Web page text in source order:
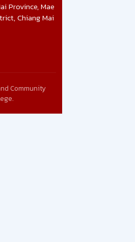
Province, Mae
Chiang Mai
Community